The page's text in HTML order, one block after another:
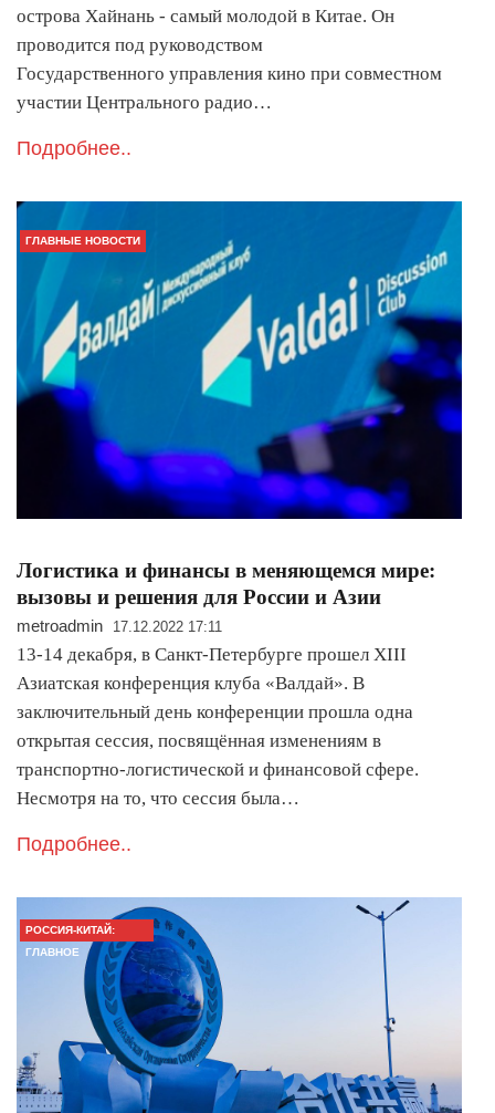
острова Хайнань - самый молодой в Китае. Он
проводится под руководством
Государственного управления кино при совместном
участии Центрального радио…
Подробнее..
ГЛАВНЫЕ НОВОСТИ
Логистика и финансы в меняющемся мире:
вызовы и решения для России и Азии
metroadmin 17.12.2022 17:11
13-14 декабря, в Санкт-Петербурге прошел XIII
Азиатская конференция клуба «Валдай». В
заключительный день конференции прошла одна
открытая сессия, посвящённая изменениям в
транспортно-логистической и финансовой сфере.
Несмотря на то, что сессия была…
Подробнее..
РОССИЯ-КИТАЙ:
ГЛАВНОЕ